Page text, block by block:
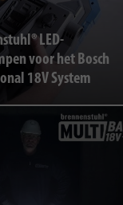
LED-
voor het Bosch
18V System